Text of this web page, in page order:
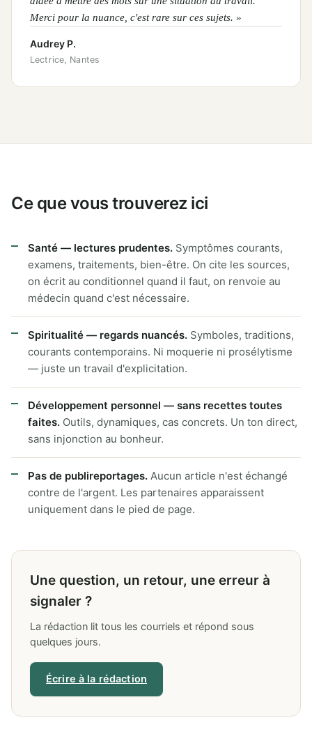
Merci pour la nuance, c'est rare sur ces sujets. »
Audrey P.
Lectrice, Nantes
Ce que vous trouverez ici
Santé — lectures prudentes. Symptômes courants,
examens, traitements, bien-être. On cite les sources,
on écrit au conditionnel quand il faut, on renvoie au
médecin quand c'est nécessaire.
Spiritualité — regards nuancés. Symboles, traditions,
courants contemporains. Ni moquerie ni prosélytisme
— juste un travail d'explicitation.
Développement personnel — sans recettes toutes
faites. Outils, dynamiques, cas concrets. Un ton direct,
sans injonction au bonheur.
Pas de publireportages. Aucun article n'est échangé
contre de l'argent. Les partenaires apparaissent
uniquement dans le pied de page.
Une question, un retour, une erreur à
signaler ?
La rédaction lit tous les courriels et répond sous
quelques jours.
Écrire à la rédaction